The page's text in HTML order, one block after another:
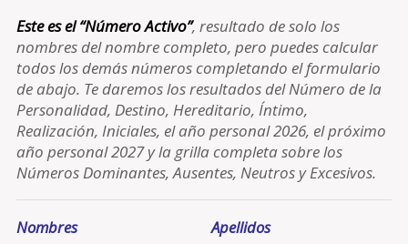
Este es el “Número Activo”, resultado de solo los
nombres del nombre completo, pero puedes calcular
todos los demás números completando el formulario
de abajo. Te daremos los resultados del Número de la
Personalidad, Destino, Hereditario, Íntimo,
Realización, Iniciales, el año personal 2026, el próximo
año personal 2027 y la grilla completa sobre los
Números Dominantes, Ausentes, Neutros y Excesivos.
Nombres Apellidos